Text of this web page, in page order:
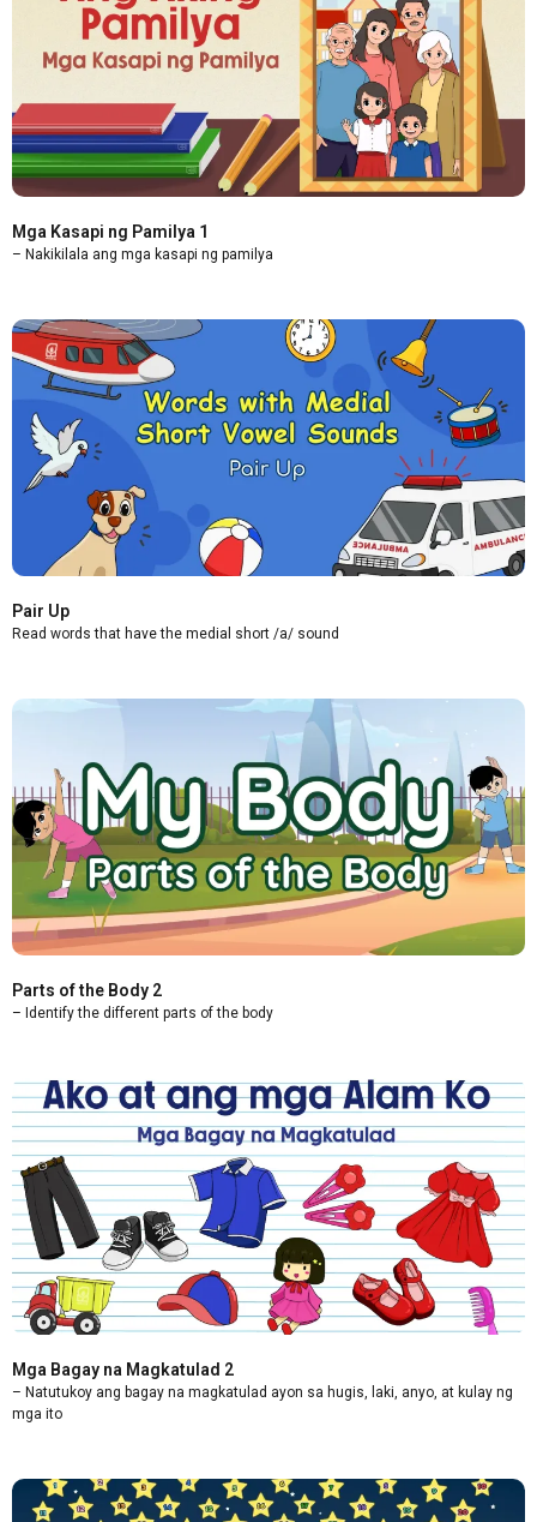
Mga Kasapi ng Pamilya 1
– Nakikilala ang mga kasapi ng pamilya
Pair Up
Read words that have the medial short /a/ sound
Parts of the Body 2
– Identify the different parts of the body
Mga Bagay na Magkatulad 2
– Natutukoy ang bagay na magkatulad ayon sa hugis, laki, anyo, at kulay ng
mga ito